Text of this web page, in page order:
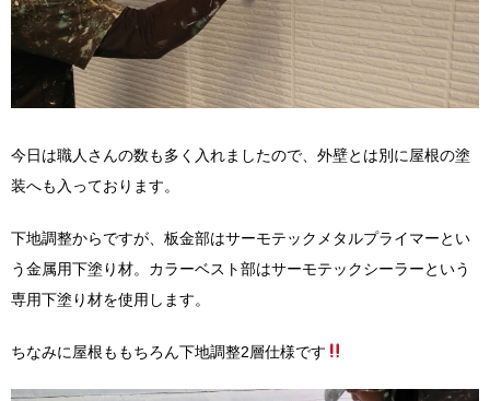
今日は職人さんの数も多く入れましたので、外壁とは別に屋根の塗
装へも入っております。
下地調整からですが、板金部はサーモテックメタルプライマーとい
う金属用下塗り材。カラーベスト部はサーモテックシーラーという
専用下塗り材を使用します。
ちなみに屋根ももちろん下地調整2層仕様です